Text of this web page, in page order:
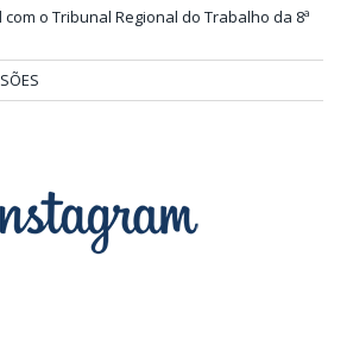
o Tribunal Regional do Trabalho da 8ª